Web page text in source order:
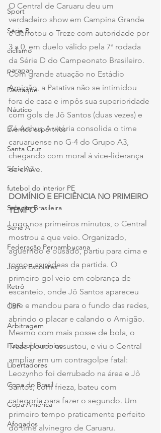
Sport
Série B
ciclismo
parapan
Destaque
Náutico
Eventos esportivos
Santa Cruz
Série A3
futebol do interior PE
Seleção Brasileira
Série A
Federação Pernambucana
Jogos Escolares
Retrô
CBF
Arbitragem
Futebol Feminino
Libertadores
Copa do Brasil
Copa América
Afogados
O Central de Caruaru deu um
verdadeiro show em Campina Grande
e derrotou o Treze com autoridade por
3 a 0, em duelo válido pela 7ª rodada
da Série D do Campeonato Brasileiro.
Com grande atuação no Estádio
Amigão, a Patativa não se intimidou
fora de casa e impôs sua superioridade
com gols de Jô Santos (duas vezes) e
Zé Arthur. A vitória consolida o time
caruaruense no G-4 do Grupo A3,
chegando com moral à vice-liderança
da chave.
DOMÍNIO E EFICIÊNCIA NO PRIMEIRO
TEMPO
Logo nos primeiros minutos, o Central
mostrou a que veio. Organizado,
aguerrido e ousado, partiu para cima e
tomou as rédeas da partida. O
primeiro gol veio em cobrança de
escanteio, onde Jô Santos apareceu
livre e mandou para o fundo das redes,
abrindo o placar e calando o Amigão.
Mesmo com mais posse de bola, o
Treze pouco assustou, e viu o Central
ampliar em um contragolpe fatal:
Leozynho foi derrubado na área e Jô
Santos, com frieza, bateu com
categoria para fazer o segundo. Um
primeiro tempo praticamente perfeito
do time alvinegro de Caruaru.